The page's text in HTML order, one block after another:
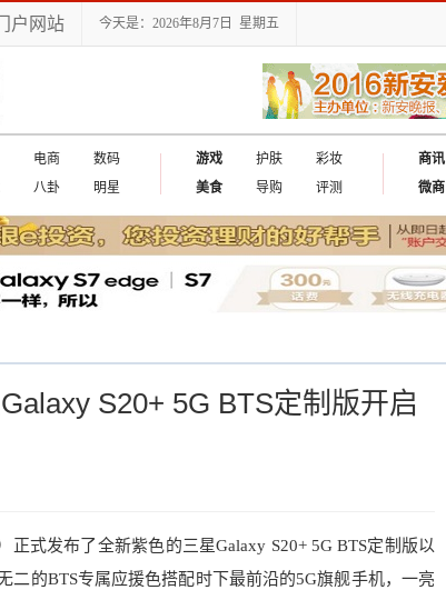
户网站 今天是：2026年8月7日 星期五
电商
数码
八卦 明星
游戏 护肤
彩妆
美食
导购 评测
商讯
微商
S20+ 5G BTS定制版开启
正式发布了全新紫色的三星Galaxy S20+ 5G BTS定制版以
二的BTS专属应援色搭配时下最前沿的5G旗舰手机，一亮